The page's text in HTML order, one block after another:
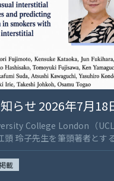
らせ 2026年7月18
College London（
頭 玲子先生を筆頭著者とす
線学会の学術誌『
れました。 論文タイトル
載